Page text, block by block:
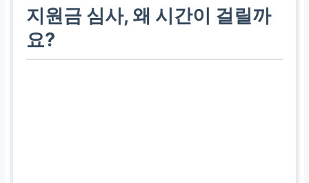
지원금 심사, 왜 시간이 걸릴까
요?